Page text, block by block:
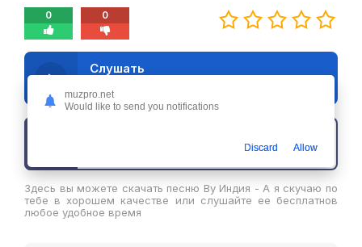
0 0
Слушать
Здесь вы можете скачать песню By Индия - А я скучаю по
тебе в хорошем качестве или слушайте ее бесплатнов
любое удобное время
muzpro.net
Would like to send you notifications
Discard Allow